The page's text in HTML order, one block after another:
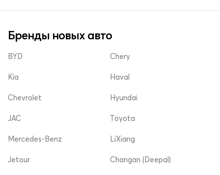
Бренды новых авто
BYD
Kia
Chevrolet
Chery
Haval
Hyundai
JAC
Mercedes-Benz
Jetour
Toyota
LiXiang
Changan (Deepal)